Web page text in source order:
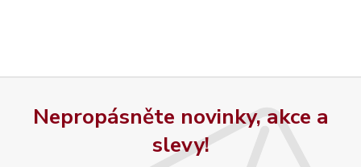
Nepropásněte novinky, akce a
slevy!